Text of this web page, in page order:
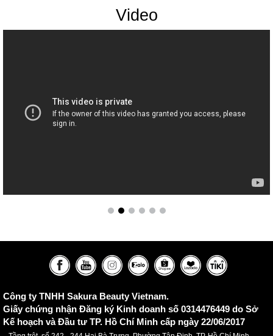
Video
Công ty TNHH Sakura Beauty Vietnam.
Giấy chứng nhận Đăng ký Kinh doanh số 0314476449 do Sở
Kế hoạch và Đầu tư TP. Hồ Chí Minh cấp ngày 22/06/2017